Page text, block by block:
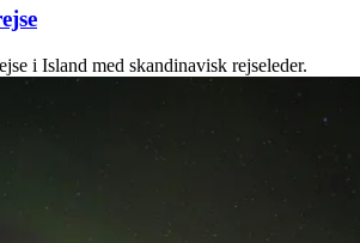
i Island med skandinavisk rejseleder.